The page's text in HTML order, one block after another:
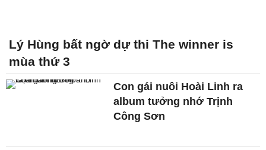
Lý Hùng bất ngờ dự thi The winner is
mùa thứ 3
Con gái nuôi Hoài Linh ra
album tưởng nhớ Trịnh
Công Sơn